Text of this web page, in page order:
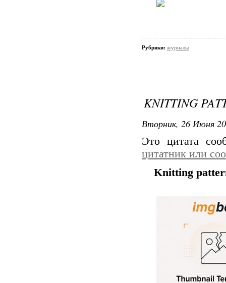
Рубрики: журналы
KNITTING
Вторник, 26 Июня
Это цитата
цитатник или
Knitting